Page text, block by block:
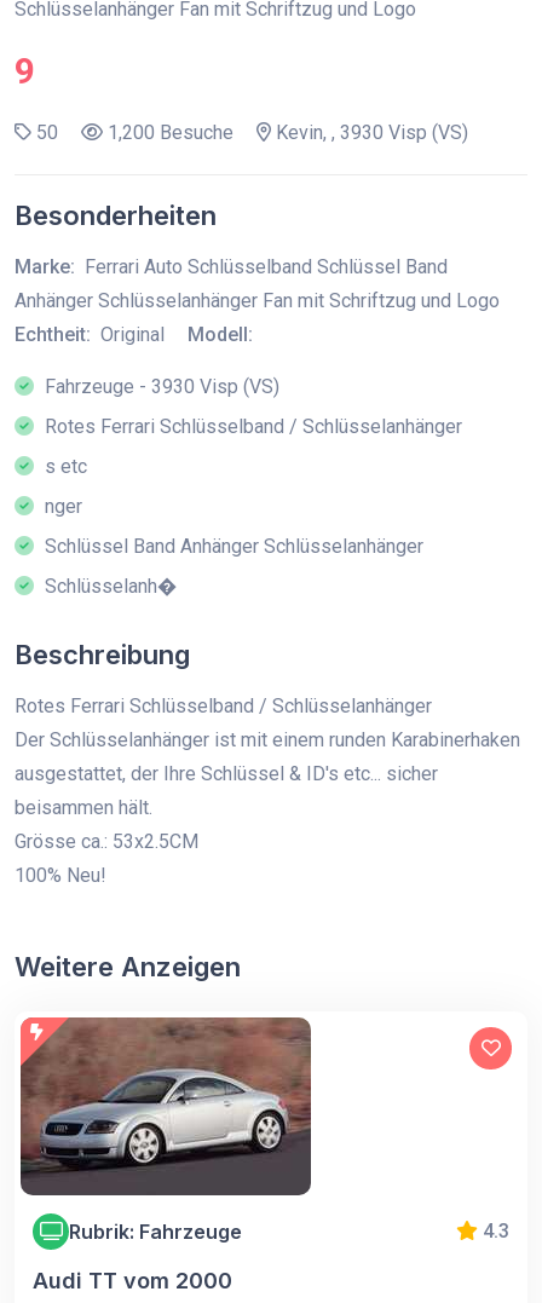
9
50 1,200 Besuche Kevin, , 3930 Visp (VS)
Besonderheiten
Marke: Ferrari Auto Schlüsselband Schlüssel Band
Anhänger Schlüsselanhänger Fan mit Schriftzug und Logo
Echtheit: Original Modell:
Fahrzeuge - 3930 Visp (VS)
Rotes Ferrari Schlüsselband / Schlüsselanhänger
s etc
nger
Schlüssel Band Anhänger Schlüsselanhänger
Schlüsselanh�
Beschreibung
Rotes Ferrari Schlüsselband / Schlüsselanhänger
Der Schlüsselanhänger ist mit einem runden Karabinerhaken
ausgestattet, der Ihre Schlüssel & ID's etc... sicher
beisammen hält.
Grösse ca.: 53x2.5CM
100% Neu!
Weitere Anzeigen
Rubrik: Fahrzeuge 4.3
Audi TT vom 2000